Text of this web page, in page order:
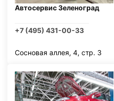
Автосервис Зеленоград
+7 (495) 431-00-33
Сосновая аллея, 4, стр. 3